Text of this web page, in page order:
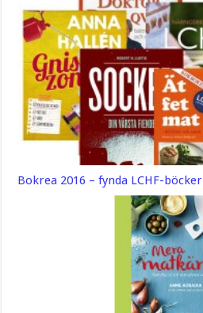
Bokrea 2016 – fynda LCHF-böcker